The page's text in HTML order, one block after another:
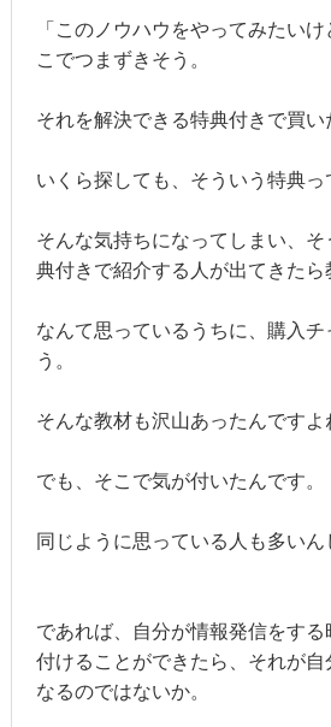
「このノウハウをやってみたい
こでつまずきそう。
それを解決できる特典付きで買
いくら探しても、そういう特典っ
そんな気持ちになってしまい、
典付きで紹介する人が出てきた
なんて思っているうちに、購入チ
う。
そんな教材も沢山あったんですよ
でも、そこで気が付いたんです。
同じように思っている人も多いん
であれば、自分が情報発信をす
付けることができたら、それが自
なるのではないか。